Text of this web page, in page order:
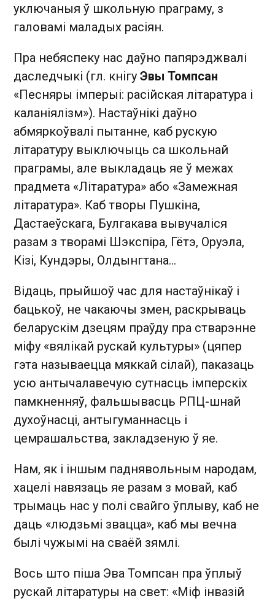
уключаныя ў школьную праграму, з
галовамі маладых расіян.
Пра небяспеку нас даўно папярэджвалі
даследчыкі (гл. кнігу Эвы Томпсан
«Песняры імперыі: расійская літаратура і
каланіялізм»). Настаўнікі даўно
абмяркоўвалі пытанне, каб рускую
літаратуру выключыць са школьнай
праграмы, але выкладаць яе ў межах
прадмета «Літаратура» або «Замежная
літаратура». Каб творы Пушкіна,
Дастаеўскага, Булгакава вывучаліся
разам з творамі Шэкспіра, Гётэ, Оруэла,
Кізі, Кундэры, Олдынгтана...
Відаць, прыйшоў час для настаўнікаў і
бацькоў, не чакаючы змен, раскрываць
беларускім дзецям праўду пра стварэнне
міфу «вялікай рускай культуры» (цяпер
гэта называецца мяккай сілай), паказаць
усю антычалавечую сутнасць імперскіх
памкненняў, фальшывасць РПЦ-шнай
духоўнасці, антыгуманнасць і
цемрашальства, закладзеную ў яе.
Нам, як і іншым паднявольным народам,
хацелі навязаць яе разам з мовай, каб
трымаць нас у полі свайго ўплыву, каб не
даць «людзьмі звацца», каб мы вечна
былі чужымі на сваёй зямлі.
Вось што піша Эва Томпсан пра ўплыў
рускай літаратуры на свет: «Міф інвазій